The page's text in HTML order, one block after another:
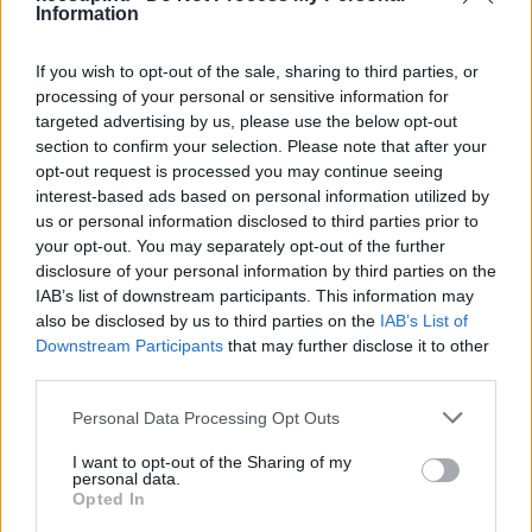
Information
If you wish to opt-out of the sale, sharing to third parties, or
processing of your personal or sensitive information for
targeted advertising by us, please use the below opt-out
section to confirm your selection. Please note that after your
opt-out request is processed you may continue seeing
interest-based ads based on personal information utilized by
us or personal information disclosed to third parties prior to
your opt-out. You may separately opt-out of the further
disclosure of your personal information by third parties on the
IAB’s list of downstream participants. This information may
also be disclosed by us to third parties on the IAB’s List of
Downstream Participants that may further disclose it to other
Please note that this website/app uses one or more Google
not limited to your visit or usage behaviour. You may click to
grant or deny consent to Google and its third-party tags to
use your data for below specified purposes in below Google
Personal Data Processing Opt Outs
I want to opt-out of the Sharing of my
personal data.
Opted In
a birkózás, a súlyemelés és a kézilabda.
A probléma eredete az volt, hogy három
kézilabda edzőnek nem fizették ki egy egész
éves bérüket. Az edzők leszögezték, hogy
szeretik a klubot, a megoldásban reménykedve
fordultak a KecsUP Hírekhez, de ha muszáj,
akkor beadják a felszámolási kérelmet, és
csődeljárás indulhat a klub ellen.